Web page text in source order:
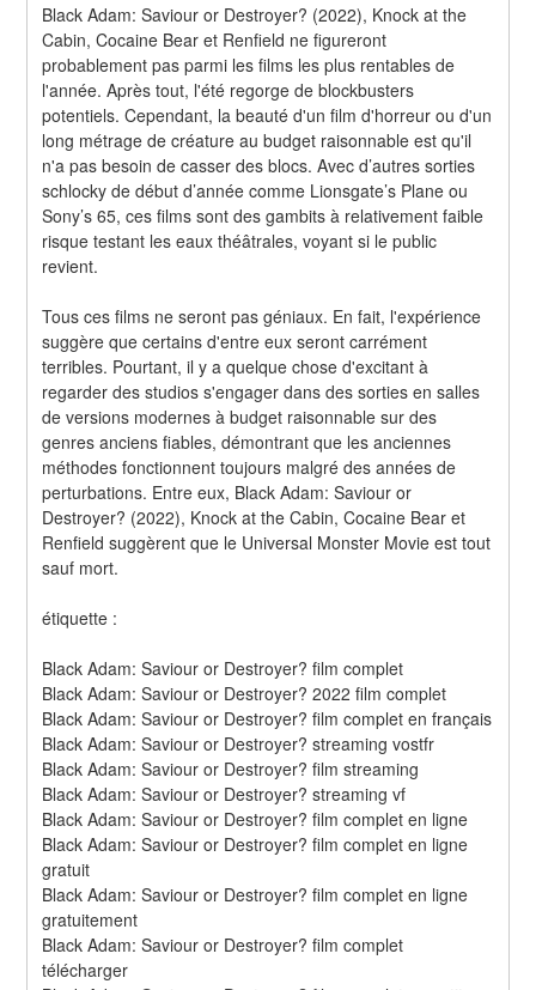
Black Adam: Saviour or Destroyer? (2022), Knock at the
Cabin, Cocaine Bear et Renfield ne figureront
probablement pas parmi les films les plus rentables de
l'année. Après tout, l'été regorge de blockbusters
potentiels. Cependant, la beauté d'un film d'horreur ou d'un
long métrage de créature au budget raisonnable est qu'il
n'a pas besoin de casser des blocs. Avec d’autres sorties
schlocky de début d’année comme Lionsgate’s Plane ou
Sony’s 65, ces films sont des gambits à relativement faible
risque testant les eaux théâtrales, voyant si le public
revient.
Tous ces films ne seront pas géniaux. En fait, l'expérience
suggère que certains d'entre eux seront carrément
terribles. Pourtant, il y a quelque chose d'excitant à
regarder des studios s'engager dans des sorties en salles
de versions modernes à budget raisonnable sur des
genres anciens fiables, démontrant que les anciennes
méthodes fonctionnent toujours malgré des années de
perturbations. Entre eux, Black Adam: Saviour or
Destroyer? (2022), Knock at the Cabin, Cocaine Bear et
Renfield suggèrent que le Universal Monster Movie est tout
sauf mort.
étiquette :
Black Adam: Saviour or Destroyer? film complet
Black Adam: Saviour or Destroyer? 2022 film complet
Black Adam: Saviour or Destroyer? film complet en français
Black Adam: Saviour or Destroyer? streaming vostfr
Black Adam: Saviour or Destroyer? film streaming
Black Adam: Saviour or Destroyer? streaming vf
Black Adam: Saviour or Destroyer? film complet en ligne
Black Adam: Saviour or Destroyer? film complet en ligne
gratuit
Black Adam: Saviour or Destroyer? film complet en ligne
gratuitement
Black Adam: Saviour or Destroyer? film complet
télécharger